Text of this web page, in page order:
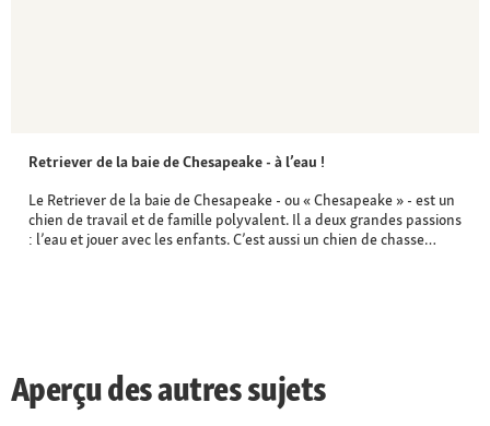
Retriever de la baie de Chesapeake - à l’eau !
Le Retriever de la baie de Chesapeake - ou « Chesapeake » - est un
chien de travail et de famille polyvalent. Il a deux grandes passions
: l’eau et jouer avec les enfants. C’est aussi un chien de chasse…
Aperçu des autres sujets